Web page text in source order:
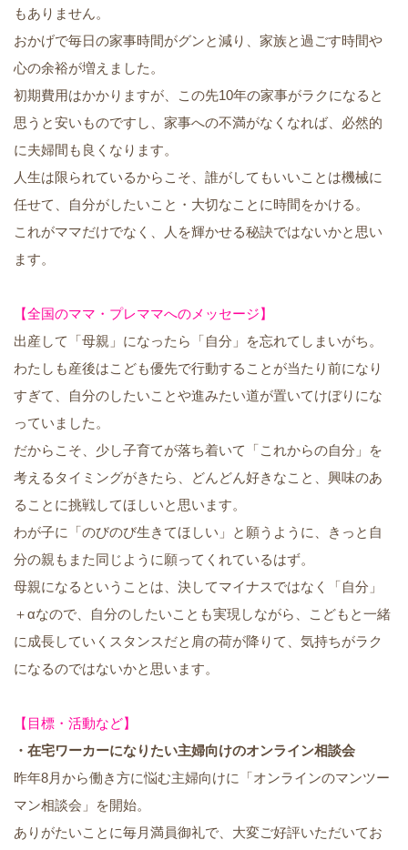
もありません。
おかげで毎日の家事時間がグンと減り、家族と過ごす時間や
心の余裕が増えました。
初期費用はかかりますが、この先10年の家事がラクになると
思うと安いものですし、家事への不満がなくなれば、必然的
に夫婦間も良くなります。
人生は限られているからこそ、誰がしてもいいことは機械に
任せて、自分がしたいこと・大切なことに時間をかける。
これがママだけでなく、人を輝かせる秘訣ではないかと思い
ます。
【全国のママ・プレママへのメッセージ】
出産して「母親」になったら「自分」を忘れてしまいがち。
わたしも産後はこども優先で行動することが当たり前になり
すぎて、自分のしたいことや進みたい道が置いてけぼりにな
っていました。
だからこそ、少し子育てが落ち着いて「これからの自分」を
考えるタイミングがきたら、どんどん好きなこと、興味のあ
ることに挑戦してほしいと思います。
わが子に「のびのび生きてほしい」と願うように、きっと自
分の親もまた同じように願ってくれているはず。
母親になるということは、決してマイナスではなく「自分」
＋αなので、自分のしたいことも実現しながら、こどもと一緒
に成長していくスタンスだと肩の荷が降りて、気持ちがラク
になるのではないかと思います。
【目標・活動など】
・在宅ワーカーになりたい主婦向けのオンライン相談会
昨年8月から働き方に悩む主婦向けに「オンラインのマンツー
マン相談会」を開始。
ありがたいことに毎月満員御礼で、大変ご好評いただいてお